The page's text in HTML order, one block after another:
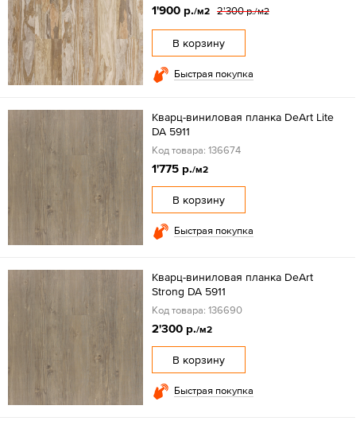
1'900 р./м2 2'300 р./м2
В корзину
Быстрая покупка
Кварц-виниловая планка DeArt Lite
DA 5911
Код товара: 136674
1'775 р./м2
В корзину
Быстрая покупка
Кварц-виниловая планка DeArt
Strong DA 5911
Код товара: 136690
2'300 р./м2
В корзину
Быстрая покупка